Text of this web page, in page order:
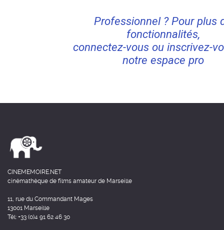
Professionnel ? Pour plus
fonctionnalités,
connectez-vous ou inscrivez-
notre espace pro
CINEMEMOIRE.NET
cinémathèque de films amateur de Marseille
11, rue du Commandant Mages
13001 Marseille
Tél: +33 (0)4 91 62 46 30